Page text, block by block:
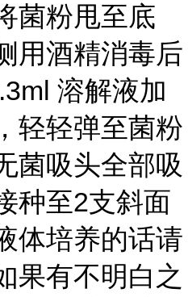
菌粉甩至底
用酒精消毒后
溶解液加
轻轻弹至菌粉
菌吸头全部吸
种至2支斜面
体培养的话请
果有不明白之